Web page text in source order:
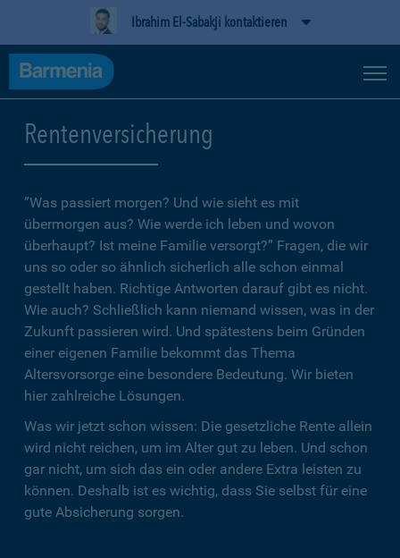
Ibrahim El-Sabakji kontaktieren
Rentenversicherung
”Was passiert morgen? Und wie sieht es mit
übermorgen aus? Wie werde ich leben und wovon
überhaupt? Ist meine Familie versorgt?” Fragen, die wir
uns so oder so ähnlich sicherlich alle schon einmal
gestellt haben. Richtige Antworten darauf gibt es nicht.
Wie auch? Schließlich kann niemand wissen, was in der
Zukunft passieren wird. Und spätestens beim Gründen
einer eigenen Familie bekommt das Thema
Altersvorsorge eine besondere Bedeutung. Wir bieten
hier zahlreiche Lösungen.
Was wir jetzt schon wissen: Die gesetzliche Rente allein
wird nicht reichen, um im Alter gut zu leben. Und schon
gar nicht, um sich das ein oder andere Extra leisten zu
können. Deshalb ist es wichtig, dass Sie selbst für eine
gute Absicherung sorgen.